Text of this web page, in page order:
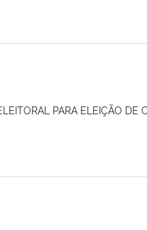
PARA ELEIÇÃO DE